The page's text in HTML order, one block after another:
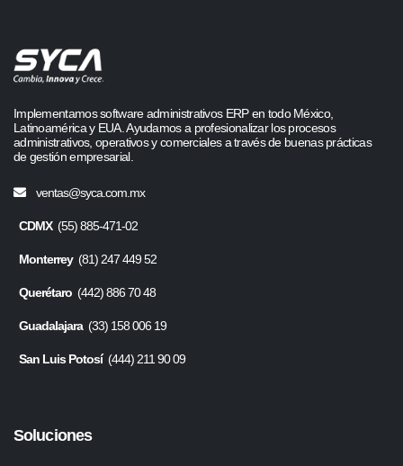
Implementamos software administrativos ERP en todo México,
Latinoamérica y EUA. Ayudamos a profesionalizar los procesos
administrativos, operativos y comerciales a través de buenas prácticas
de gestión empresarial.
ventas@syca.com.mx
CDMX(55) 885-471-02
Monterrey(81) 247 449 52
Querétaro (442) 886 70 48
Guadalajara(33) 158 006 19
San Luis Potosí(444) 211 90 09
Soluciones